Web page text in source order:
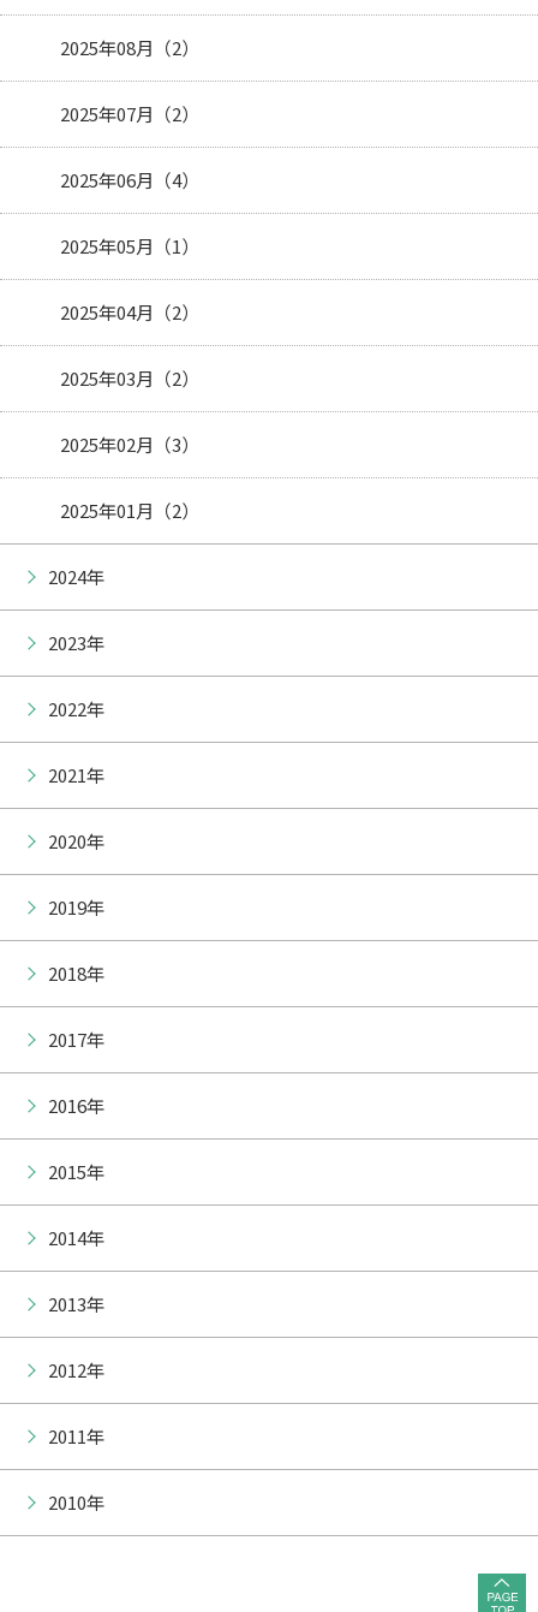
2025年08月（2）
2025年07月（2）
2025年06月（4）
2025年05月（1）
2025年04月（2）
2025年03月（2）
2025年02月（3）
2025年01月（2）
2024年
2023年
2022年
2021年
2020年
2019年
2018年
2017年
2016年
2015年
2014年
2013年
2012年
2011年
2010年